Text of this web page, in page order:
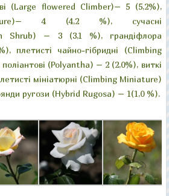
(Large flowered Climber)– 5 (5,2%),
4 (4,2 %), сучасні
Shrub) – 3 (3,1 %), грандіфлора
плетисті чайно-гібридні (Сlimbing
(Polyantha) – 2 (2,0%), виткі
мініатюрні (Climbing Miniature)
ругози (Hybrid Rugosa) – 1(1,0 %).